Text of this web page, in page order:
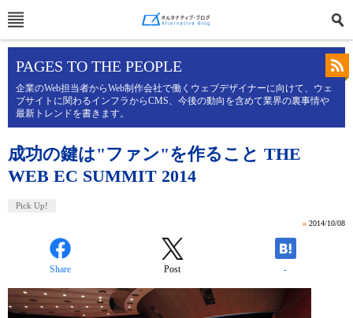
PAGES TO THE PEOPLE
企業のWeb担当者からWeb制作会社で働くウェブデザイナーに向けて、ウェ
ブサイトに関わるインフラからCMS、今後の動向を含めて業界の裏事情や
最新トレンドを書きます。
成功の鍵は"ファン"を作ること THE
WEB EC SUMMIT 2014
Pick Up!
» 2014/10/08
Share Post -